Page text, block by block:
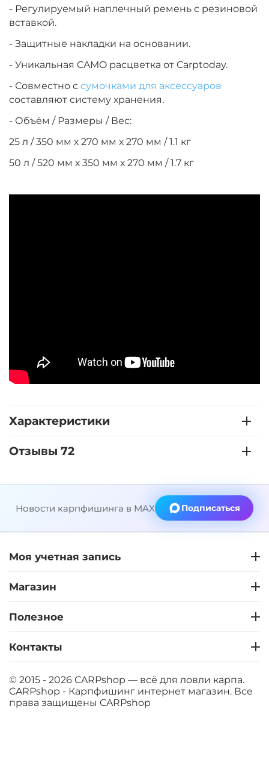
- Регулируемый наплечный ремень с резиновой
вставкой.
- Защитные накладки на основании.
- Уникальная CAMO расцветка от Carptoday.
- Совместно с сумочками для аксессуаров
составляют систему хранения.
- Объём / Размеры / Вес:
25 л / 350 мм х 270 мм х 270 мм / 1.1 кг
50 л / 520 мм х 350 мм х 270 мм / 1.7 кг
Характеристики
Отзывы 72
Новости карпфишинга в MAX Подписаться
Моя учетная запись
Магазин
Полезное
Контакты
© 2015 - 2026 CARPshop — всё для ловли карпа.
CARPshop - Карпфишинг интернет магазин. Все
права защищены CARPshop